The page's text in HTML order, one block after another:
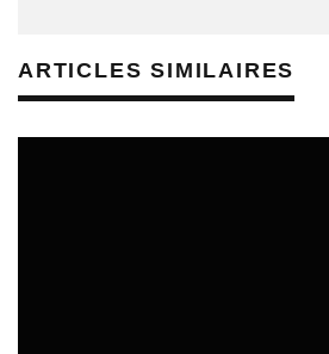
ARTICLES SIMILAIRES